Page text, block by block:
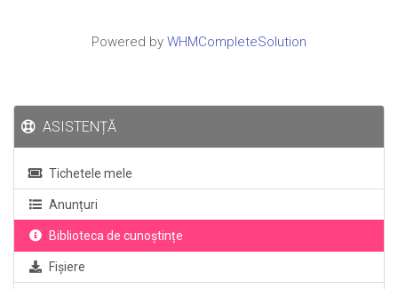
Powered by WHMCompleteSolution
ASISTENȚĂ
Tichetele mele
Anunțuri
Biblioteca de cunoștințe
Fișiere